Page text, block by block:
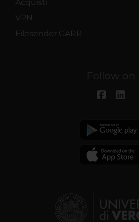
Acquisti
VPN
Filesender GARR
Follow on